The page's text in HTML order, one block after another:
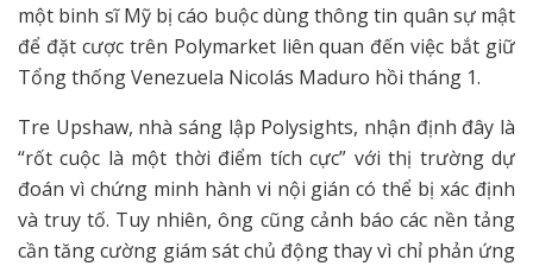
một binh sĩ Mỹ bị cáo buộc dùng thông tin quân sự mật
để đặt cược trên Polymarket liên quan đến việc bắt giữ
Tổng thống Venezuela Nicolás Maduro hồi tháng 1.
Tre Upshaw, nhà sáng lập Polysights, nhận định đây là
“rốt cuộc là một thời điểm tích cực” với thị trường dự
đoán vì chứng minh hành vi nội gián có thể bị xác định
và truy tố. Tuy nhiên, ông cũng cảnh báo các nền tảng
cần tăng cường giám sát chủ động thay vì chỉ phản ứng